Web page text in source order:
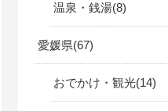
温泉・銭湯 8
愛媛県 67
おでかけ・観光 14